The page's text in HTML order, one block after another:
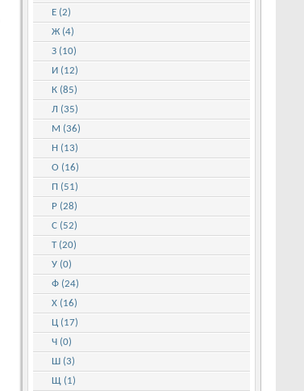
Е (2)
Ж (4)
З (10)
И (12)
К (85)
Л (35)
М (36)
Н (13)
О (16)
П (51)
Р (28)
С (52)
Т (20)
У (0)
Ф (24)
Х (16)
Ц (17)
Ч (0)
Ш (3)
Щ (1)